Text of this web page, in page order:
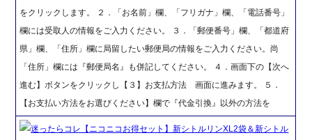
をクリックします。 ２．「お名前」欄、「フリガナ」欄、「電話番号」
欄には受取人の情報をご入力ください。 ３．「郵便番号」欄、「都道府
県」欄、「住所」欄に局留したい郵便局の情報をご入力ください。尚
「住所」欄には『郵便局名』も併記してください。 ４．画面下の【次へ
進む】ボタンをクリックし【３】お支払方法 画面に進みます。 ５．
【お支払い方法をお選びください】欄で『代金引換』以外の方法を
迷ったらコレ【ニコニコお得セット】新シトルリンXL2袋＆新シトル